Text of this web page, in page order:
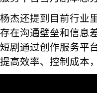
杨杰还提到目前行业
存在沟通壁垒和信息
短剧通过创作服务平
提高效率、控制成本